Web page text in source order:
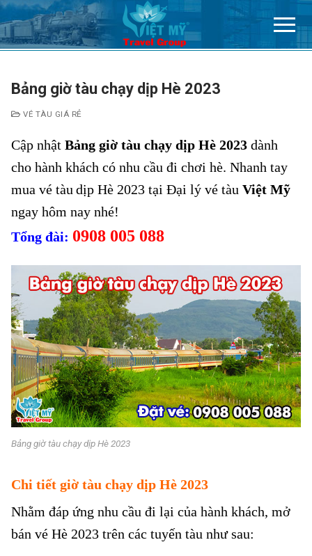
Chuyển
đến
nội
Bảng giờ tàu chạy dịp Hè 2023
VÉ TÀU GIÁ RẺ
Cập nhật Bảng giờ tàu chạy dịp Hè 2023 dành
cho hành khách có nhu cầu đi chơi hè. Nhanh tay
mua vé tàu dịp Hè 2023 tại Đại lý vé tàu Việt Mỹ
ngay hôm nay nhé!
Tổng đài: 0908 005 088
Bảng giờ tàu chạy dịp Hè 2023
Chi tiết giờ tàu chạy dịp Hè 2023
Nhằm đáp ứng nhu cầu đi lại của hành khách, mở
bán vé Hè 2023 trên các tuyến tàu như sau: